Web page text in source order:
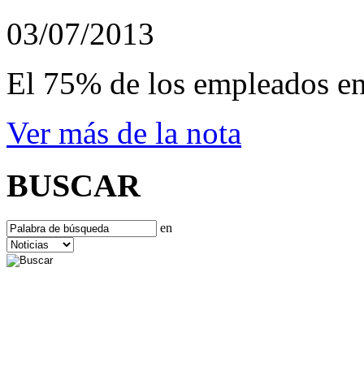
03/07/2013
El 75% de los empleados
Ver más de la nota
BUSCAR
en